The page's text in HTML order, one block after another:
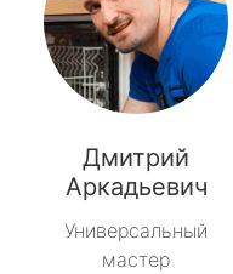
Дмитрий
Аркадьевич
Универсальный
мастер